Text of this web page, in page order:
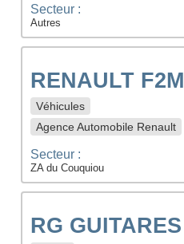
Secteur :
Autres
RENAULT F2M
Véhicules
Agence Automobile Renault
Secteur :
ZA du Couquiou
RG GUITARES